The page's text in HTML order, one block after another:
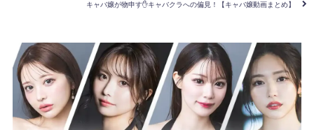
キャバ嬢が物申す✋キャバクラへの偏見！【キャバ嬢動画まとめ】